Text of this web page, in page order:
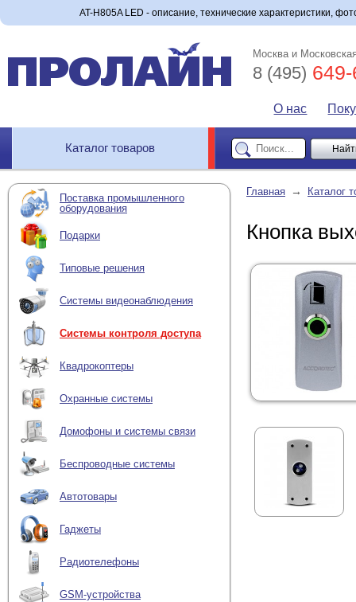
AT-H805A LED - описание, технические характеристики,
Москва и
8 (495)
О нас
Каталог товаров
Поставка промышленного
оборудования
Подарки
Типовые решения
Системы видеонаблюдения
Системы контроля доступа
Квадрокоптеры
Охранные системы
Домофоны и системы связи
Беспроводные системы
Автотовары
Гаджеты
Радиотелефоны
GSM-устройства
Главная → Каталог
Кнопка